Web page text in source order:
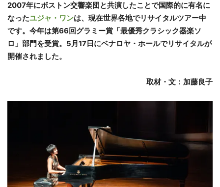
2007年にボストン交響楽団と共演したことで国際的に有名に
なったユジャ・ワンは、現在世界各地でリサイタルツアー中
です。今年は第66回グラミー賞「最優秀クラシック器楽ソ
ロ」部門を受賞。5月17日にベナロヤ・ホールでリサイタルが
開催されました。
取材・文 ：加藤良子